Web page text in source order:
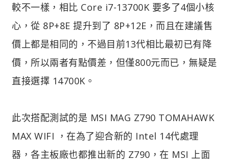
較不一樣，相比 Core i7-13700K 要多了4個小核
心，從 8P+8E 提升到了 8P+12E，而且在建議售
價上都是相同的，不過目前13代相比最初已有降
價，所以兩者有點價差，但僅800元而已，無疑是
直接選擇 14700K。
此次搭配測試的是 MSI MAG Z790 TOMAHAWK
MAX WIFI ，在為了迎合新的 Intel 14代處理
器，各主板廠也都推出新的 Z790，在 MSI 上面